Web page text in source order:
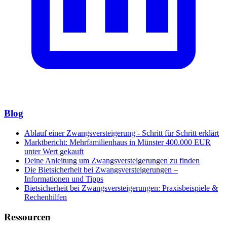
Blog
Ablauf einer Zwangsversteigerung - Schritt für Schritt erklärt
Marktbericht: Mehrfamilienhaus in Münster 400.000 EUR
unter Wert gekauft
Deine Anleitung um Zwangsversteigerungen zu finden
Die Bietsicherheit bei Zwangsversteigerungen –
Informationen und Tipps
Bietsicherheit bei Zwangsversteigerungen: Praxisbeispiele &
Rechenhilfen
Ressourcen